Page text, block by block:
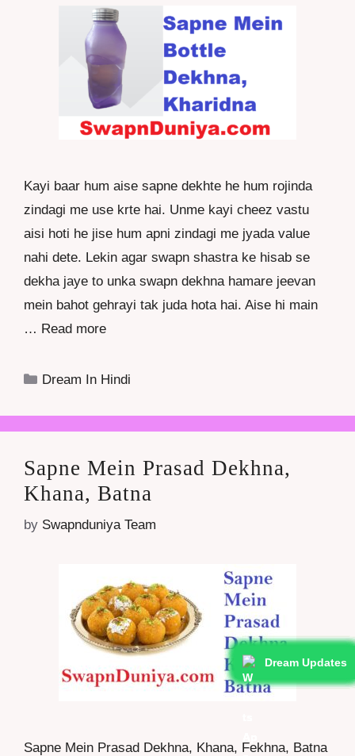
Dream Updates
Dream Updates
Dream Updates
Dream Updates
Dream Updates
Kayi baar hum aise sapne dekhte he hum rojinda
zindagi me use krte hai. Unme kayi cheez vastu
aisi hoti he jise hum apni zindagi me jyada value
nahi dete. Lekin agar swapn shastra ke hisab se
dekha jaye to unka swapn dekhna hamare jeevan
mein bahot gehrayi tak juda hota hai. Aise hi main
… Read more
Categories
Dream In Hindi
Sapne Mein Prasad Dekhna,
Khana, Batna
by Swapnduniya Team
Dream Updates
Sapne Mein Prasad Dekhna, Khana, Fekhna, Batna
Dream Updates
Dream Updates
Dream Updates
Dream Updates